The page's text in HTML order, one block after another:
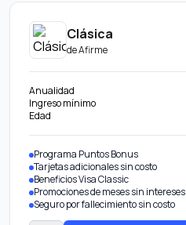
Clásica
deAfirme
Anualidad
Ingreso mínimo
Edad
Programa Puntos Bonus
Tarjetas adicionales sin costo
Beneficios Visa Classic
Promociones de meses sin intereses
Seguro por fallecimiento sin costo